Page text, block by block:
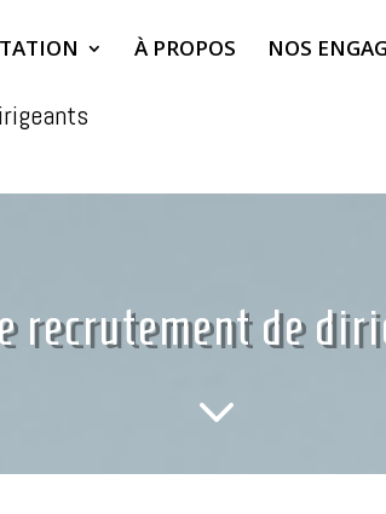
À PROPOS NOS
recrutement de
3